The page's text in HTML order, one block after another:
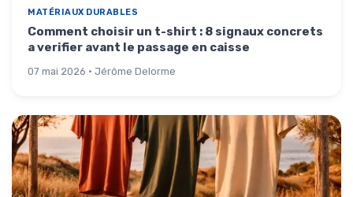
MATÉRIAUX DURABLES
Comment choisir un t-shirt : 8 signaux concrets
a verifier avant le passage en caisse
07 mai 2026 · Jérôme Delorme